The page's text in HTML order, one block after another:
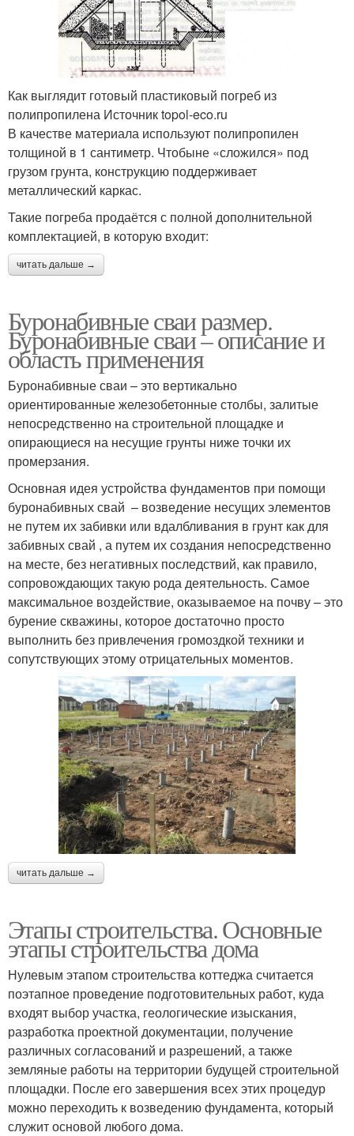
Как выглядит готовый пластиковый погреб из
полипропилена Источник topol-eco.ru
В качестве материала используют полипропилен
толщиной в 1 сантиметр. Чтобыне «сложился» под
грузом грунта, конструкцию поддерживает
металлический каркас.
Такие погреба продаётся с полной дополнительной
комплектацией, в которую входит:
читать дальше →
Буронабивные сваи размер.
Буронабивные сваи – описание и
область применения
Буронабивные сваи – это вертикально
ориентированные железобетонные столбы, залитые
непосредственно на строительной площадке и
опирающиеся на несущие грунты ниже точки их
промерзания.
Основная идея устройства фундаментов при помощи
буронабивных свай – возведение несущих элементов
не путем их забивки или вдалбливания в грунт как для
забивных свай , а путем их создания непосредственно
на месте, без негативных последствий, как правило,
сопровождающих такую рода деятельность. Самое
максимальное воздействие, оказываемое на почву – это
бурение скважины, которое достаточно просто
выполнить без привлечения громоздкой техники и
сопутствующих этому отрицательных моментов.
читать дальше →
Этапы строительства. Основные
этапы строительства дома
Нулевым этапом строительства коттеджа считается
поэтапное проведение подготовительных работ, куда
входят выбор участка, геологические изыскания,
разработка проектной документации, получение
различных согласований и разрешений, а также
земляные работы на территории будущей строительной
площадки. После его завершения всех этих процедур
можно переходить к возведению фундамента, который
служит основой любого дома.